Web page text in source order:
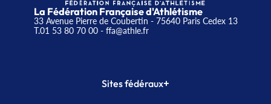
La Fédération Française d'Athlétisme
33 Avenue Pierre de Coubertin - 75640 Paris Cedex 13
T.01 53 80 70 00- ffa@athle.fr
Sites fédéraux+